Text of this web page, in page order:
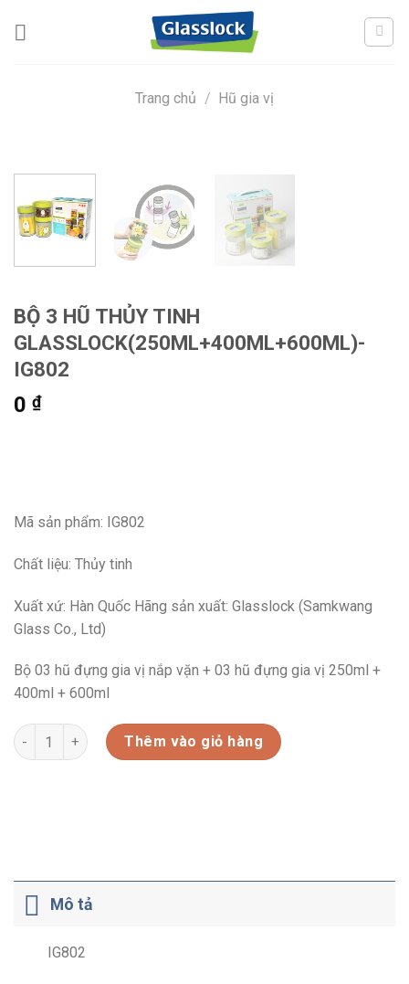
Trang chủ / Hũ gia vị
BỘ 3 HŨ THỦY TINH
GLASSLOCK(250ML+400ML+600ML)-
IG802
0 ₫
Mã sản phẩm: IG802
Chất liệu: Thủy tinh
Xuất xứ: Hàn Quốc Hãng sản xuất: Glasslock (Samkwang
Glass Co., Ltd)
Bộ 03 hũ đựng gia vị nắp vặn + 03 hũ đựng gia vị 250ml +
400ml + 600ml
BỘ 3 HŨ THỦY TINH GLASSLOCK(250ML+400ML+600ML)-IG802
Thêm vào giỏ hàng
Mô tả
IG802